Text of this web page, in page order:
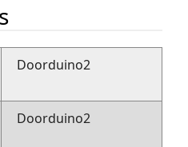
Doorduino2
Doorduino2